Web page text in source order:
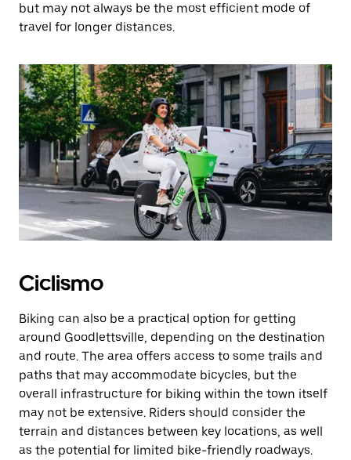
but may not always be the most efficient mode of
travel for longer distances.
Ciclismo
Biking can also be a practical option for getting
around Goodlettsville, depending on the destination
and route. The area offers access to some trails and
paths that may accommodate bicycles, but the
overall infrastructure for biking within the town itself
may not be extensive. Riders should consider the
terrain and distances between key locations, as well
as the potential for limited bike-friendly roadways.